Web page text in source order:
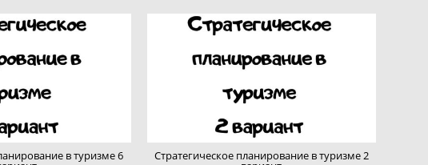
в туризме 6 Стратегическое планирование в туризме 2